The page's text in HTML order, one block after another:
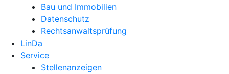
Bau und Immobilien
Datenschutz
Rechtsanwalts­prüfung
LinDa
Service
Stellenanzeigen